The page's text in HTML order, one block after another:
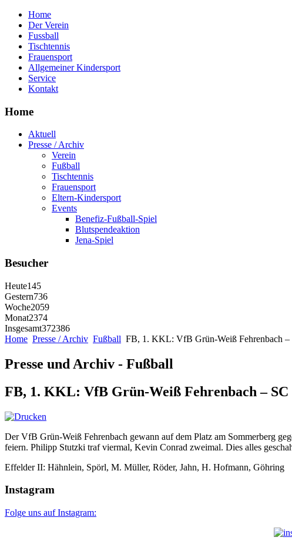
Home
Der Verein
Fussball
Tischtennis
Frauensport
Allgemeiner Kindersport
Service
Kontakt
Home
Aktuell
Presse / Archiv
Verein
Fußball
Tischtennis
Frauensport
Eltern-Kindersport
Events
Benefiz-Fußball-Spiel
Blutspendeaktion
Jena-Spiel
Besucher
Heute145
Gestern736
Woche2059
Monat2374
Insgesamt372386
Home Presse / Archiv Fußball FB, 1. KKL: VfB Grün-Weiß Fehrenbach
Presse und Archiv - Fußball
FB, 1. KKL: VfB Grün-Weiß Fehrenbach –
Der VfB Grün-Weiß Fehrenbach gewann auf dem Platz am Sommerberg
feiern. Philipp Stutzki traf viermal, Kevin Conrad zweimal. Dies alles
Effelder II: Hähnlein, Spörl, M. Müller, Röder, Jahn, H. Hofmann, Göhring
Instagram
Folge uns auf Instagram: